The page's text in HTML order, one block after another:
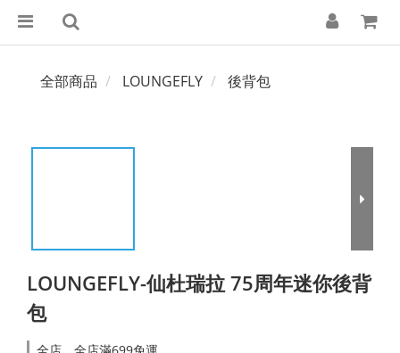
全部商品 LOUNGEFLY 後背包
LOUNGEFLY-仙杜瑞拉 75周年迷你後背
包